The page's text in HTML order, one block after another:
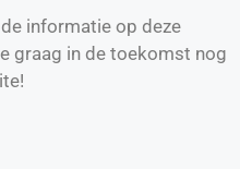
informatie op deze
graag in de toekomst nog